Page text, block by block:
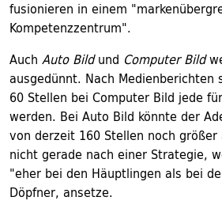
fusionieren in einem
Kompetenzzentrum".
Auch Auto Bildund Computer Bild
ausgedünnt. Nach
60 Stellen bei Computer Bild jede
werden. Bei Auto Bild könnte der
von derzeit 160 Stellen noch
nicht gerade nach einer Strategie,
"eher bei den Häuptlingen als bei
Döpfner, ansetze.